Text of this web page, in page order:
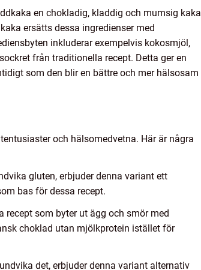
en chokladig, kladdig och mumsig kaka
ersätts dessa ingredienser med
inkluderar exempelvis kokosmjöl,
från traditionella recept. Detta ger en
som den blir en bättre och mer hälsosam
och hälsomedvetna. Här är några
gluten, erbjuder denna variant ett
bas för dessa recept.
som byter ut ägg och smör med
choklad utan mjölkprotein istället för
det, erbjuder denna variant alternativ